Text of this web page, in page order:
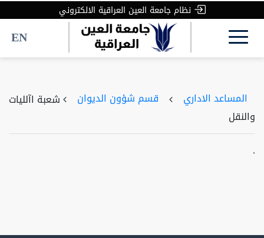
نظام جامعة العين العراقية الالكتروني
EN
المساعد الاداري قسم شؤون الديوان
شعبة اآلليات
والنقل
.